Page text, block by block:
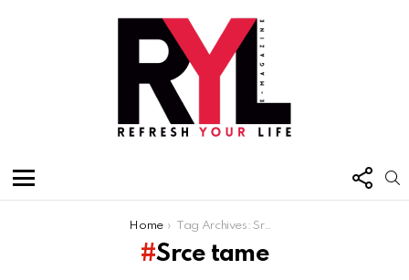
US
Home Tag Archives: Srce tame
Srce tame